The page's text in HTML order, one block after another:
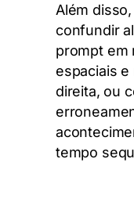
Além
confundir
prompt em
espaciais
direita, ou
tempo